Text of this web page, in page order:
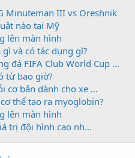
Minuteman III vs Oreshnik
nào tại Mỹ
lên màn hình
gì và có tác dụng gì?
đá FIFA Club World Cup ...
từ bao giờ?
cơ bản dành cho xe ...
thể tạo ra myoglobin?
lên màn hình
trị đội hình cao nh...